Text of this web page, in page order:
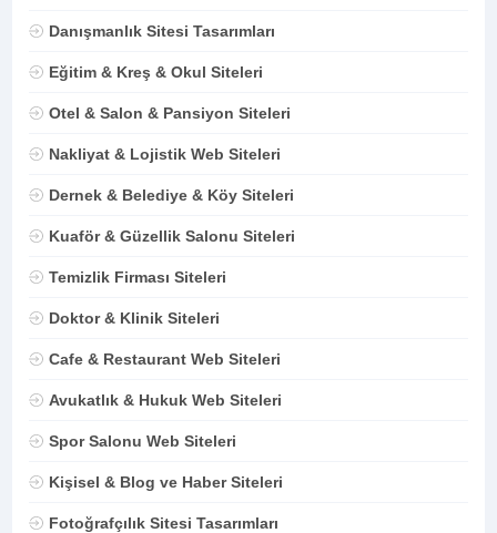
Danışmanlık Sitesi Tasarımları
Eğitim & Kreş & Okul Siteleri
Otel & Salon & Pansiyon Siteleri
Nakliyat & Lojistik Web Siteleri
Dernek & Belediye & Köy Siteleri
Kuaför & Güzellik Salonu Siteleri
Temizlik Firması Siteleri
Doktor & Klinik Siteleri
Cafe & Restaurant Web Siteleri
Avukatlık & Hukuk Web Siteleri
Spor Salonu Web Siteleri
Kişisel & Blog ve Haber Siteleri
Fotoğrafçılık Sitesi Tasarımları